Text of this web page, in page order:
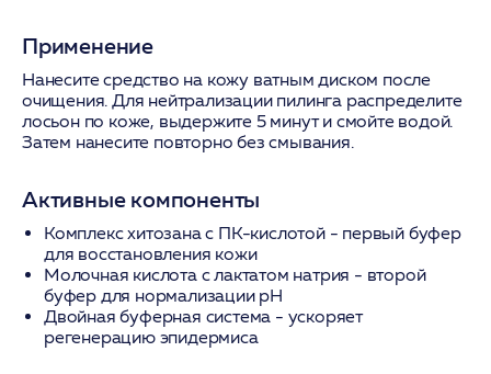
Применение
Нанесите средство на кожу ватным диском после
очищения. Для нейтрализации пилинга распределите
лосьон по коже, выдержите 5 минут и смойте водой.
Затем нанесите повторно без смывания.
Активные компоненты
Комплекс хитозана с ПК-кислотой- первый буфер
для восстановления кожи
Молочная кислота с лактатом натрия - второй
буфер для нормализации pH
Двойная буферная система - ускоряет
регенерацию эпидермиса